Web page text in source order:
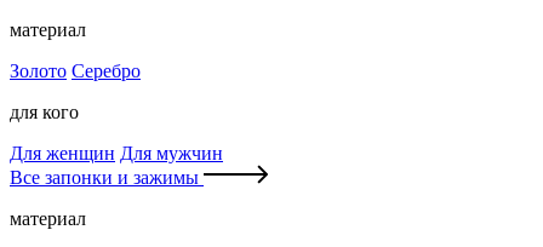
материал
Золото Серебро
для кого
Для женщин Для мужчин
Все запонки и зажимы
материал